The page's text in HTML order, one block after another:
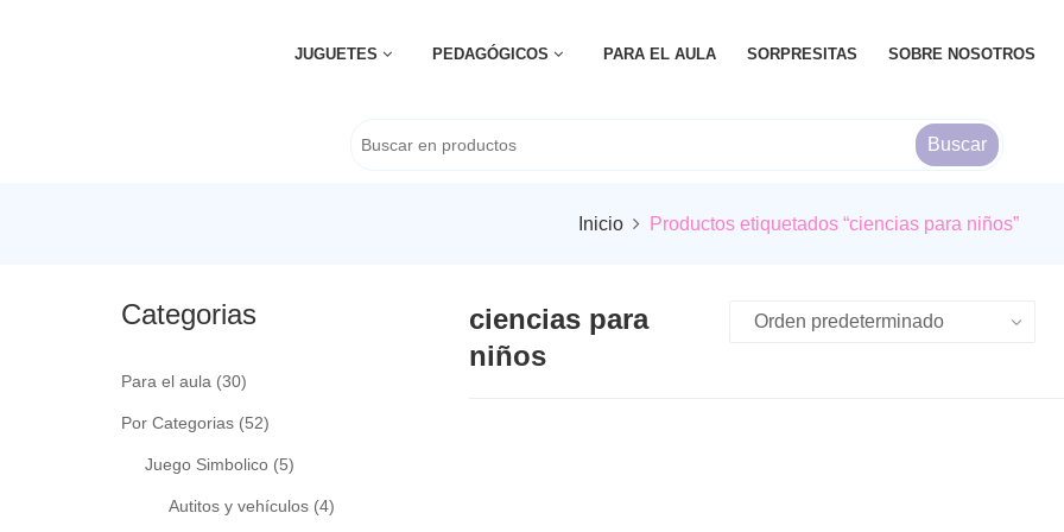
JUGUETES PEDAGÓGICOS PARA EL AULA SORPRESITAS SOBRE NOSOTROS
Buscar
Inicio Productos etiquetados “ciencias para niños”
Categorias
Para el aula (30)
Por Categorias (52)
Juego Simbolico (5)
Autitos y vehículos (4)
ciencias para
niños